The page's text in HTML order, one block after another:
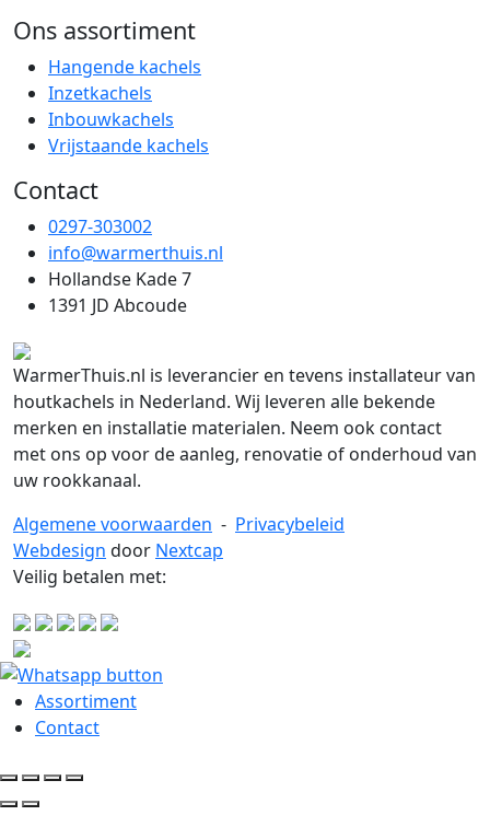
Ons assortiment
Hangende kachels
Inzetkachels
Inbouwkachels
Vrijstaande kachels
Contact
0297-303002
info@warmerthuis.nl
Hollandse Kade 7
1391 JD Abcoude
WarmerThuis.nl is leverancier en tevens installateur van
houtkachels in Nederland. Wij leveren alle bekende
merken en installatie materialen. Neem ook contact
met ons op voor de aanleg, renovatie of onderhoud van
uw rookkanaal.
Algemene voorwaarden - Privacybeleid
Webdesign door Nextcap
Veilig betalen met:
Assortiment
Contact